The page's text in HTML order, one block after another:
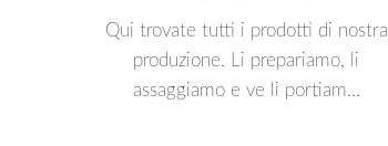
Qui trovate tutti i prodotti di nostra
produzione. Li prepariamo, li
assaggiamo e ve li portiam…